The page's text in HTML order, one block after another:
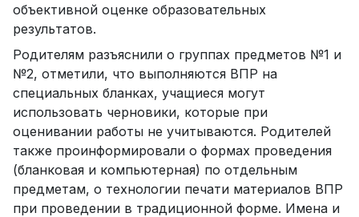
объективной оценке образовательных
результатов.
Родителям разъяснили о группах предметов №1 и
№2, отметили, что выполняются ВПР на
специальных бланках, учащиеся могут
использовать черновики, которые при
оценивании работы не учитываются. Родителей
также проинформировали о формах проведения
(бланковая и компьютерная) по отдельным
предметам, о технологии печати материалов ВПР
при проведении в традиционной форме. Имена и